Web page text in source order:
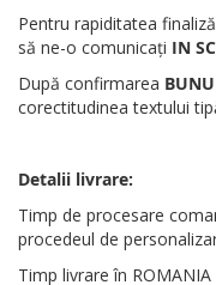
Pentru rapiditatea
să ne-o comunicați IN
După confirmarea
corectitudinea textului
Detalii livrare:
Timp de procesare
procedeul de
Timp livrare în